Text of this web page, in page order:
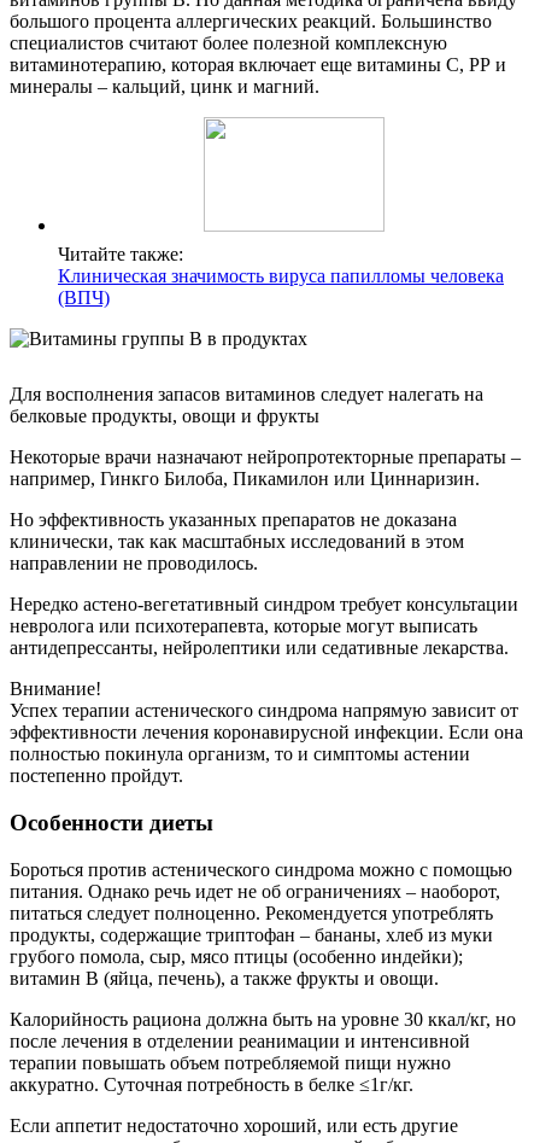
большого процента аллергических реакций. Большинство
специалистов считают более полезной комплексную
витаминотерапию, которая включает еще витамины С, РР и
минералы – кальций, цинк и магний.
Читайте также:
Клиническая значимость вируса папилломы человека
(ВПЧ)
Для восполнения запасов витаминов следует налегать на
белковые продукты, овощи и фрукты
Некоторые врачи назначают нейропротекторные препараты –
например, Гинкго Билоба, Пикамилон или Циннаризин.
Но эффективность указанных препаратов не доказана
клинически, так как масштабных исследований в этом
направлении не проводилось.
Нередко астено-вегетативный синдром требует консультации
невролога или психотерапевта, которые могут выписать
антидепрессанты, нейролептики или седативные лекарства.
Внимание!
Успех терапии астенического синдрома напрямую зависит от
эффективности лечения коронавирусной инфекции. Если она
полностью покинула организм, то и симптомы астении
постепенно пройдут.
Особенности диеты
Бороться против астенического синдрома можно с помощью
питания. Однако речь идет не об ограничениях – наоборот,
питаться следует полноценно. Рекомендуется употреблять
продукты, содержащие триптофан – бананы, хлеб из муки
грубого помола, сыр, мясо птицы (особенно индейки);
витамин В (яйца, печень), а также фрукты и овощи.
Калорийность рациона должна быть на уровне 30 ккал/кг, но
после лечения в отделении реанимации и интенсивной
терапии повышать объем потребляемой пищи нужно
аккуратно. Суточная потребность в белке ≤1г/кг.
Если аппетит недостаточно хороший, или есть другие